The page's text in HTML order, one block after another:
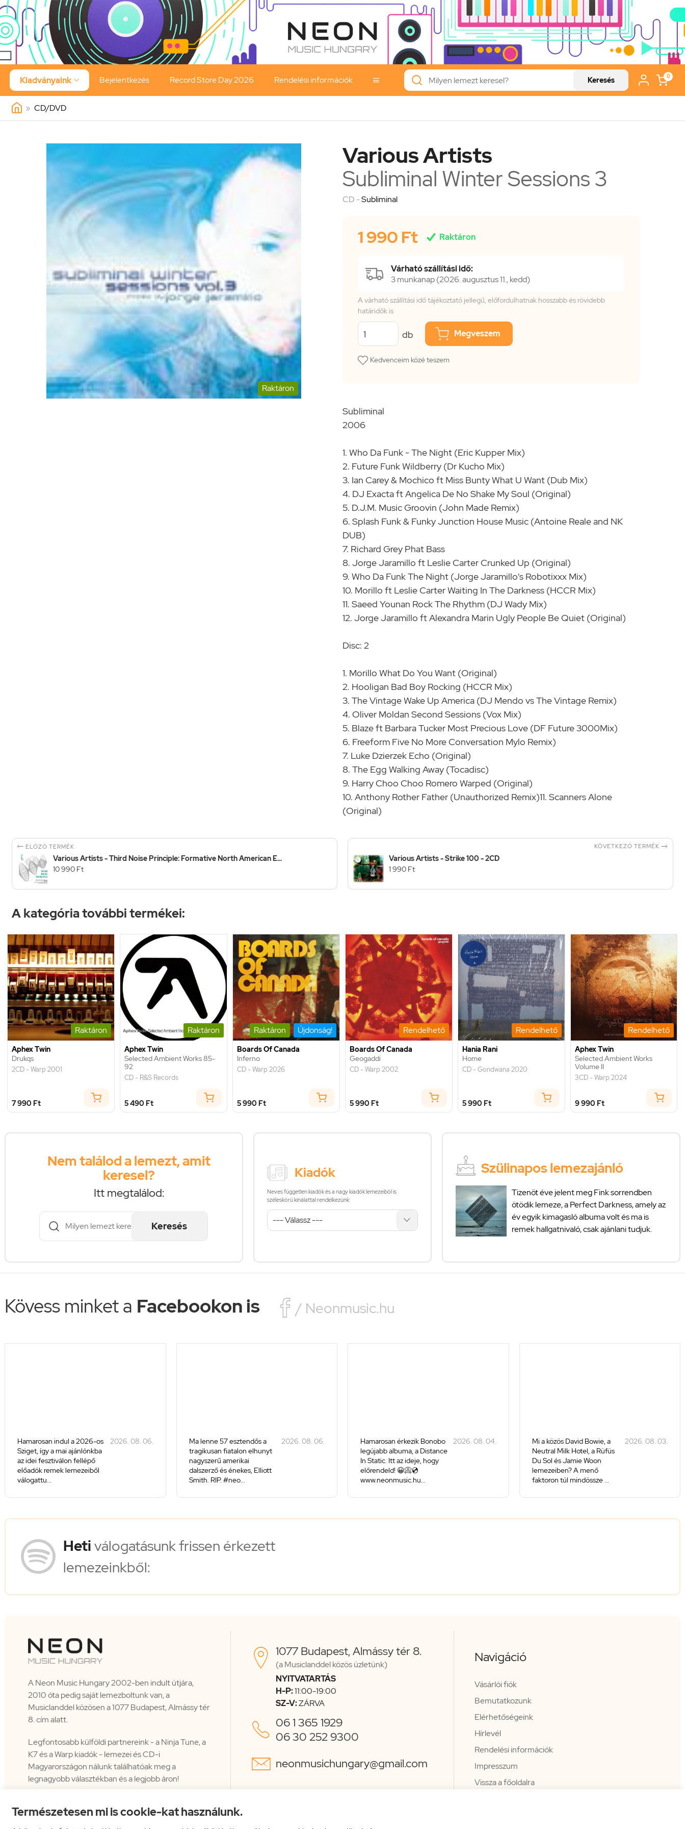
Természetesen mi is cookie-kat használunk.
Kiadványaink  Bejelentkezés Record Store Day 2026 Rendelési információk  Keresés 0
» CD/DVD
Raktáron
Various Artists
Subliminal Winter Sessions 3
CD -Subliminal
1 990 Ft  Raktáron
Várható szállítási idő:
3 munkanap (2026. augusztus 11., kedd)
A várható szállítási idő tájékoztató jellegű, előfordulhatnak hosszabb és rövidebb
határidők is
db Megveszem
Kedvenceim közé teszem
Subliminal
2006
1. Who Da Funk - The Night (Eric Kupper Mix)
2. Future Funk Wildberry (Dr Kucho Mix)
3. Ian Carey & Mochico ft Miss Bunty What U Want (Dub Mix)
4. DJ Exacta ft Angelica De No Shake My Soul (Original)
5. D.J.M. Music Groovin (John Made Remix)
6. Splash Funk & Funky Junction House Music (Antoine Reale and NK
DUB)
7. Richard Grey Phat Bass
8. Jorge Jaramillo ft Leslie Carter Crunked Up (Original)
9. Who Da Funk The Night (Jorge Jaramillo's Robotixxx Mix)
10. Morillo ft Leslie Carter Waiting In The Darkness (HCCR Mix)
11. Saeed Younan Rock The Rhythm (DJ Wady Mix)
12. Jorge Jaramillo ft Alexandra Marin Ugly People Be Quiet (Original)
Disc: 2
1. Morillo What Do You Want (Original)
2. Hooligan Bad Boy Rocking (HCCR Mix)
3. The Vintage Wake Up America (DJ Mendo vs The Vintage Remix)
4. Oliver Moldan Second Sessions (Vox Mix)
5. Blaze ft Barbara Tucker Most Precious Love (DF Future 3000Mix)
6. Freeform Five No More Conversation Mylo Remix)
7. Luke Dzierzek Echo (Original)
8. The Egg Walking Away (Tocadisc)
9. Harry Choo Choo Romero Warped (Original)
10. Anthony Rother Father (Unauthorized Remix)11. Scanners Alone
(Original)
 ELŐZŐ TERMÉK
Various Artists - Third Noise Principle: Formative North American E...
10 990 Ft
KÖVETKEZŐ TERMÉK 
Various Artists - Strike 100 - 2CD
1 990 Ft
A kategória további termékei:
Raktáron
Aphex Twin
Drukqs
2CD - Warp 2001
7 990 Ft
Raktáron
Aphex Twin
Selected Ambient Works 85-
92
CD - R&S Records
5 490 Ft
Raktáron Újdonság!
Boards Of Canada
Inferno
CD - Warp 2026
5 990 Ft
Rendelhető
Boards Of Canada
Geogaddi
CD - Warp 2002
5 990 Ft
Rendelhető
Hania Rani
Home
CD - Gondwana 2020
5 990 Ft
Rendelhető
Aphex Twin
Selected Ambient Works
Volume II
3CD - Warp 2024
9 990 Ft
Nem találod a lemezt, amit
keresel?
Itt megtalálod:
Keresés
Kiadók
Neves független kiadók és a nagy kiadók lemezeiből is
széleskörű kínálattal rendelkezünk:
Szülinapos lemezajánló
Tizenöt éve jelent meg Fink sorrendben
ötödik lemeze, a Perfect Darkness, amely az
év egyik kimagasló albuma volt és ma is
remek hallgatnivaló, csak ajánlani tudjuk.
Kövess minket a Facebookon is  / Neonmusic.hu
Hamarosan indul a 2026-os
Sziget, így a mai ajánlónkba
az idei fesztiválon fellépő
előadók remek lemezeiből
válogattu...
2026. 08. 06.
Ma lenne 57 esztendős a
tragikusan fiatalon elhunyt
nagyszerű amerikai
dalszerző és énekes, Elliott
Smith. RIP. #neo...
2026. 08. 06.
Hamarosan érkezik Bonobo
legújabb albuma, a Distance
In Static. Itt az ideje, hogy
előrendeld! 😀📀💿
www.neonmusic.hu...
2026. 08. 04.
Mi a közös David Bowie, a
Neutral Milk Hotel, a Rüfüs
Du Sol és Jamie Woon
lemezeiben? A menő
faktoron túl mindössze ...
2026. 08. 03.
Hetiválogatásunk frissen érkezett
lemezeinkből:
A Neon Music Hungary 2002-ben indult útjára,
2010 óta pedig saját lemezboltunk van, a
Musiclanddel közösen a 1077 Budapest, Almássy tér
8. cím alatt.
Legfontosabb külföldi partnereink - a Ninja Tune, a
K7 és a Warp kiadók - lemezei és CD-i
Magyarországon nálunk találhatóak meg a
legnagyobb választékban és a legjobb áron!
 1077 Budapest, Almássy tér 8.
(a Musiclanddel közös üzletünk)
NYITVATARTÁS
H-P:11:00-19:00
SZ-V:ZÁRVA
 06 1 365 1929
06 30 252 9300
 neonmusichungary@gmail.com
Navigáció
Vásárlói fiók
Bemutatkozunk
Elérhetőségeink
Hírlevél
Rendelési információk
Impresszum
Vissza a főoldalra